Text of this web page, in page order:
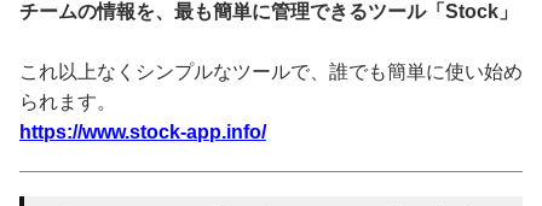
チームの情報を、最も簡単に管理できるツール「Stock」
これ以上なくシンプルなツールで、誰でも簡単に使い始め
られます。
https://www.stock-app.info/